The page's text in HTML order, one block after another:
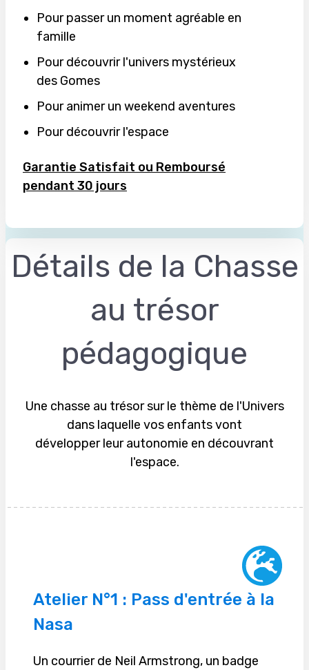
Pour passer un moment agréable en
famille
Pour découvrir l'univers mystérieux
des Gomes
Pour animer un weekend aventures
Pour découvrir l'espace
Garantie Satisfait ou Remboursé
pendant 30 jours
Détails de la Chasse
au trésor
pédagogique
Une chasse au trésor sur le thème de l'Univers
dans laquelle vos enfants vont
développer leur autonomie en découvrant
l'espace.
Atelier N°1 : Pass d'entrée à la
Nasa
Un courrier de Neil Armstrong, un badge